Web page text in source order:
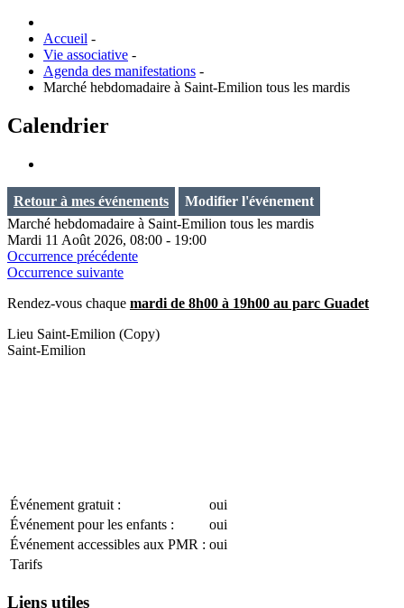
Accueil -
Vie associative -
Agenda des manifestations -
Marché hebdomadaire à Saint-Emilion tous les mardis
Calendrier
Retour à mes événements
Modifier l'événement
Marché hebdomadaire à Saint-Emilion tous les mardis
Mardi 11 Août 2026, 08:00 - 19:00
Occurrence précédente
Occurrence suivante
Rendez-vous chaque mardi de 8h00 à 19h00 au parc Guadet
Lieu Saint-Emilion (Copy)
Saint-Emilion
Événement gratuit :
oui
Événement pour les enfants :
oui
Événement accessibles aux PMR : oui
Tarifs
Liens utiles